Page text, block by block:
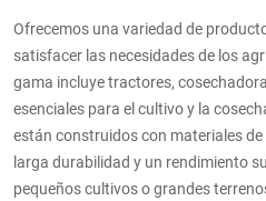
Ofrecemos una variedad de
satisfacer las necesidades de los
gama incluye tractores,
esenciales para el cultivo y la
están construidos con materiales
larga durabilidad y un rendimiento
pequeños cultivos o grandes